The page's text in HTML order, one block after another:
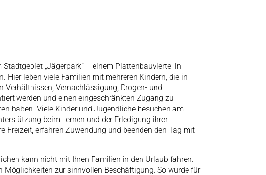
„Jägerpark“ – einem Plattenbauviertel in
Hier leben viele Familien mit mehreren Kindern, die in
Vernachlässigung, Drogen- und
werden und einen eingeschränkten Zugang zu
haben. Viele Kinder und Jugendliche besuchen am
beim Lernen und der Erledigung ihrer
Freizeit, erfahren Zuwendung und beenden den Tag mit
kann nicht mit Ihren Familien in den Urlaub fahren.
Möglichkeiten zur sinnvollen Beschäftigung. So wurde für